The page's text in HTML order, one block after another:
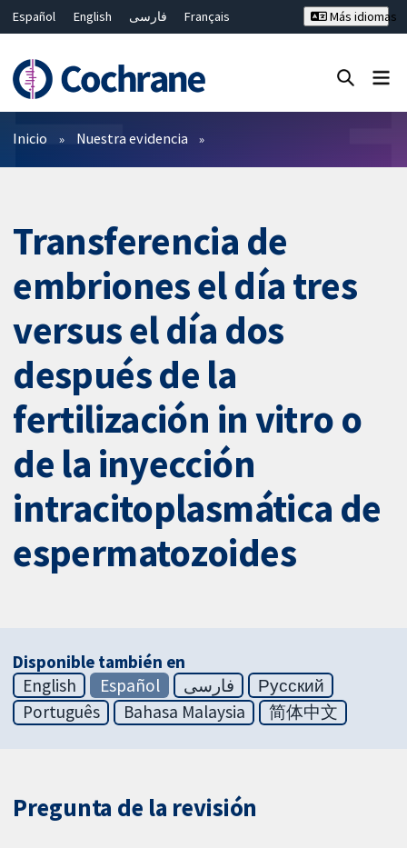
Español English فارسی
Français
Bahasa Malaysia
ไทย 繁體中文
Más idiomas
Filtros
Inicio Nuestra evidencia
Transferencia de
embriones el día tres
versus el día dos
después de la
fertilización in vitro o
de la inyección
intracitoplasmática de
espermatozoides
Disponible también en
English
Español فارسی
Русский
Português
Bahasa Malaysia 简体中文
Pregunta de la revisión